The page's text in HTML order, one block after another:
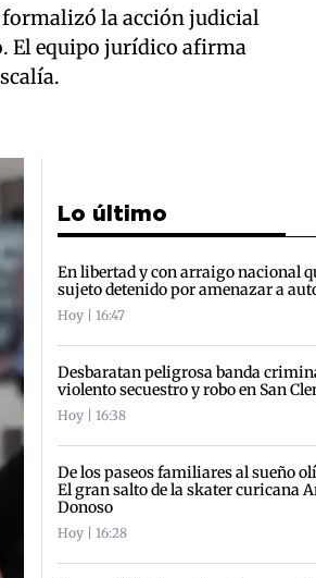
formalizó la acción judicial
El equipo jurídico afirma
Lo último
En libertad y con arraigo nacional
sujeto detenido por amenazar a
Hoy | 16:47
Desbaratan peligrosa banda
violento secuestro y robo en San
Hoy | 16:38
De los paseos familiares al sueño
El gran salto de la skater curicana
Donoso
Hoy | 16:28